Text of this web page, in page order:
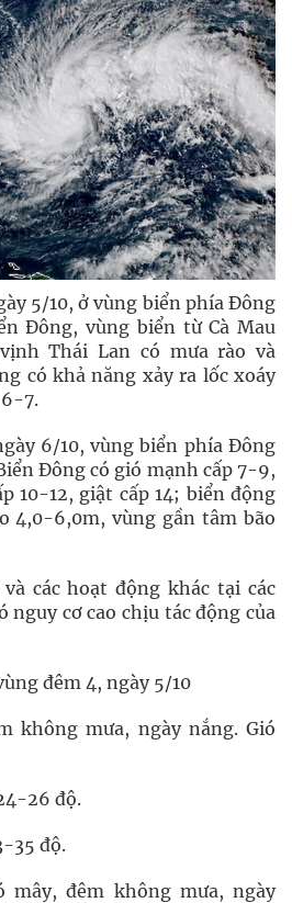
5/10, ở vùng biển phía Đông
Đông, vùng biển từ Cà Mau
Thái Lan có mưa rào và
có khả năng xảy ra lốc xoáy
6-7.
6/10, vùng biển phía Đông
Đông có gió mạnh cấp 7-9,
10-12, giật cấp 14; biển động
4,0-6,0m, vùng gần tâm bão
các hoạt động khác tại các
nguy cơ cao chịu tác động của
đêm 4, ngày 5/10
không mưa, ngày nắng. Gió
26 độ.
35 độ.
mây, đêm không mưa, ngày